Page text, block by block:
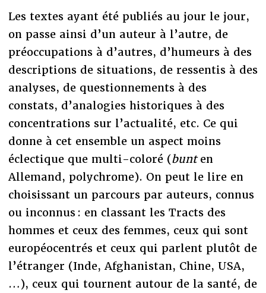
Les textes ayant été publiés au jour le jour,
on passe ainsi d’un auteur à l’autre, de
préoccupations à d’autres, d’humeurs à des
descriptions de situations, de ressentis à des
analyses, de questionnements à des
constats, d’analogies historiques à des
concentrations sur l’actualité, etc. Ce qui
donne à cet ensemble un aspect moins
éclectique que multi-coloré (bunten
Allemand, polychrome). On peut le lire en
choisissant un parcours par auteurs, connus
ou inconnus : en classant les Tracts des
hommes et ceux des femmes, ceux qui sont
européocentrés et ceux qui parlent plutôt de
l’étranger (Inde, Afghanistan, Chine, USA,
…), ceux qui tournent autour de la santé, de